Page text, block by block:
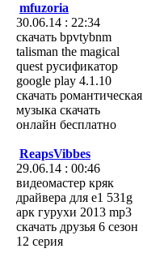
mfuzoria
30.06.14 : 22:34
скачать bpvtybnm
talisman the magical
quest русификатор
google play 4.1.10
скачать романтическая
музыка скачать
онлайн бесплатно
ReapsVibbes
29.06.14 : 00:46
видеомастер кряк
драйвера для e1 531g
арк гурухи 2013 mp3
скачать друзья 6 сезон
12 серия